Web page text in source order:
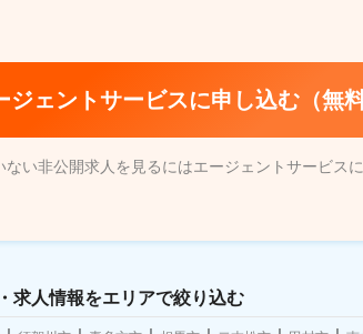
ジェントサービスに申し込む（無料
ない非公開求人を見るにはエージェントサービス
求人情報をエリアで絞り込む